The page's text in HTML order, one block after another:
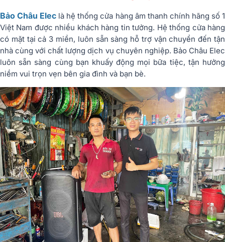
Bảo Châu Elec là hệ thống cửa hàng âm thanh chính hãng số 1
Việt Nam được nhiều khách hàng tin tưởng. Hệ thống cửa hàng
có mặt tại cả 3 miền, luôn sẵn sàng hỗ trợ vận chuyển đến tận
nhà cùng với chất lượng dịch vụ chuyên nghiệp. Bảo Châu Elec
luôn sẵn sàng cùng bạn khuấy động mọi bữa tiệc, tận hưởng
niềm vui trọn vẹn bên gia đình và bạn bè.